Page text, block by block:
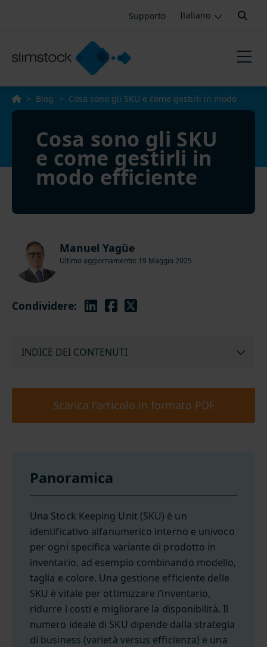
Supporto Italiano
Search:
> Blog > Cosa sono gli SKU e come gestirli in modo
efficiente
Cosa sono gli SKU
e come gestirli in
modo efficiente
Condividere:
Manuel Yagüe
Ultimo aggiornamento: 19 Maggio 2025
INDICE DEI CONTENUTI
Scarica l'articolo in formato PDF
Panoramica
Una Stock Keeping Unit (SKU) è un
identificativo alfanumerico interno e univoco
per ogni specifica variante di prodotto in
inventario, ad esempio combinando modello,
taglia e colore. Una gestione efficiente delle
SKU è vitale per ottimizzare l’inventario,
ridurre i costi e migliorare la disponibilità. Il
numero ideale di SKU dipende dalla strategia
di business (varietà versus efficienza) e una